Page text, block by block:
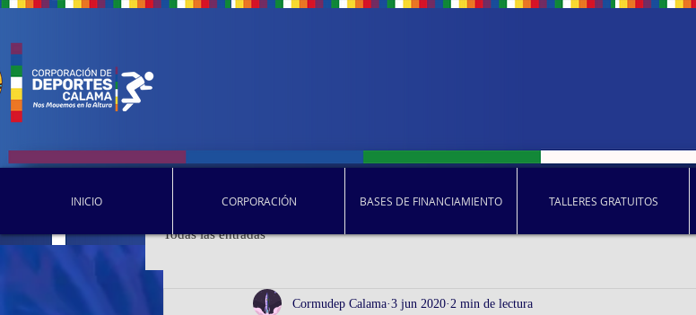
Todas las entradas
Cormudep Calama 3 jun 2020 2 min de lectura
INICIO CORPORACIÓN BASES DE FINANCIAMIENTO TALLERES GRATUITOS